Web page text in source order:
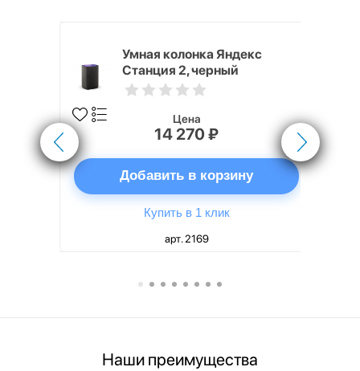
Умная колонка Яндекс
Станция 2, черный
Цена
14 270 ₽
Добавить в корзину
Купить в 1 клик
арт. 2169
Наши преимущества